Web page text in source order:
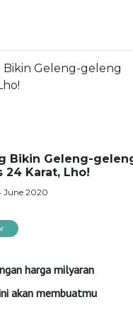
Bikin Geleng-
24 Karat, Lho!
June 2020
harga milyaran
akan membuatmu